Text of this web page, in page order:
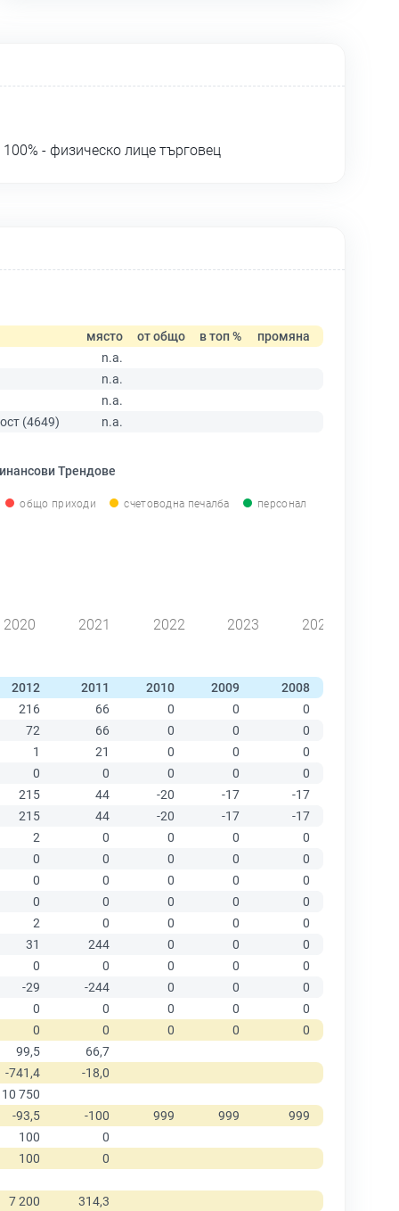
100% - физическо лице търговец
място от общо в топ %
промяна
n.a.
n.a.
n.a.
(4649)
n.a.
Трендове
общо приходи счетоводна печалба персонал
2020 2021 2022 2023 2024
2012 2011 2010 2009 2008